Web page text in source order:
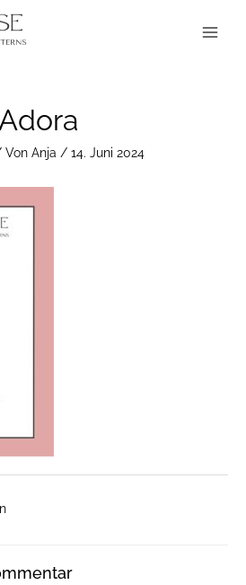
Von Anja / 14. Juni 2024